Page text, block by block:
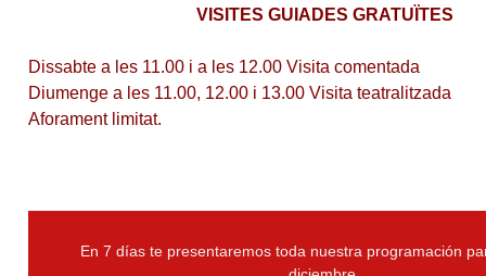
VISITES GUIADES GRATUÏTES
Dissabte a les 11.00 i a les 12.00 Visita comentada
Diumenge a les 11.00, 12.00 i 13.00 Visita teatralitzada
Aforament limitat.
En 7 días te presentaremos toda nuestra programación